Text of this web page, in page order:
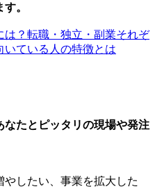
。
？転職・独立・副業それぞ
いている人の特徴とは
たとピッタリの現場や発注
したい、事業を拡大した